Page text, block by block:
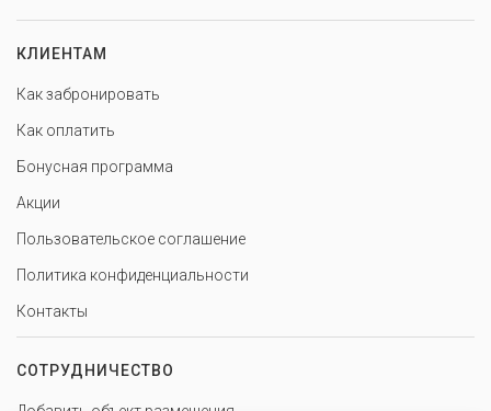
КЛИЕНТАМ
Как забронировать
Как оплатить
Бонусная программа
Акции
Пользовательское соглашение
Политика конфиденциальности
Контакты
СОТРУДНИЧЕСТВО